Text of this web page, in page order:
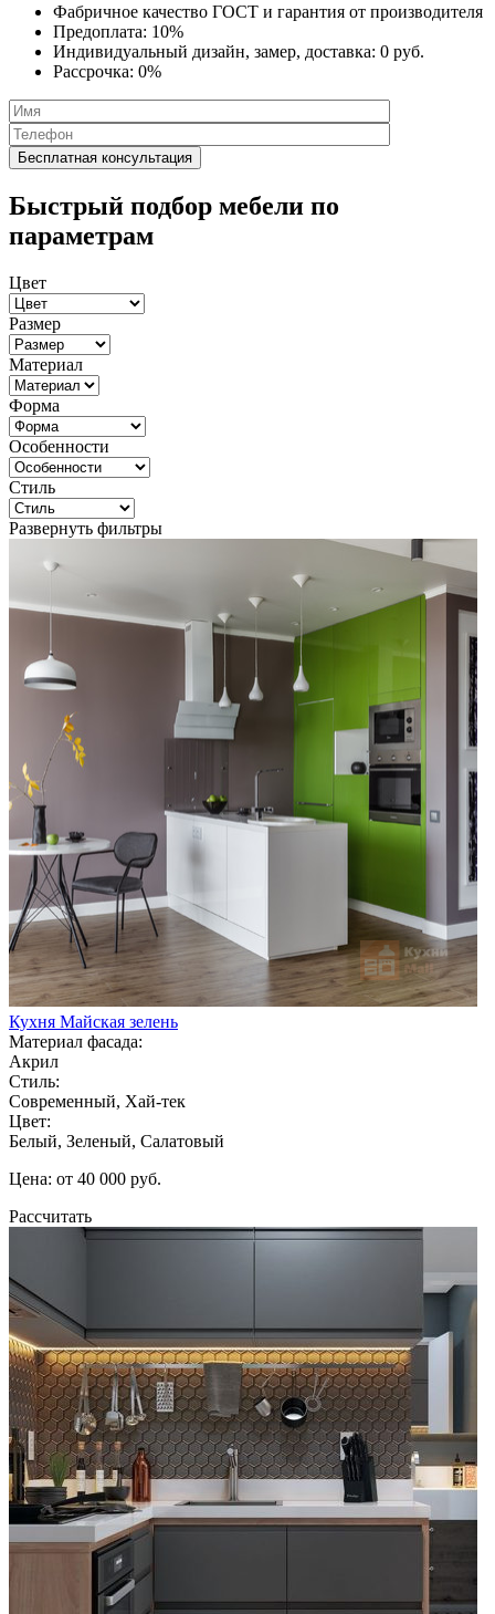
Фабричное качество ГОСТ и гарантия от производителя
Предоплата: 10%
Индивидуальный дизайн, замер, доставка: 0 руб.
Рассрочка: 0%
Быстрый подбор мебели по
параметрам
Цвет
Размер
Материал
Форма
Особенности
Стиль
Развернуть фильтры
Кухня Майская зелень
Материал фасада:
Акрил
Стиль:
Современный, Хай-тек
Цвет:
Белый, Зеленый, Салатовый
Цена: от 40 000 руб.
Рассчитать